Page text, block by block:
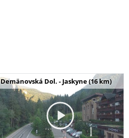
Demänovská Dol. - Jaskyne (16 km)